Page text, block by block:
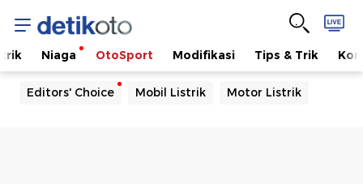
Niaga OtoSport Modifikasi Tips & Trik
Editors' Choice Mobil Listrik Motor Listrik